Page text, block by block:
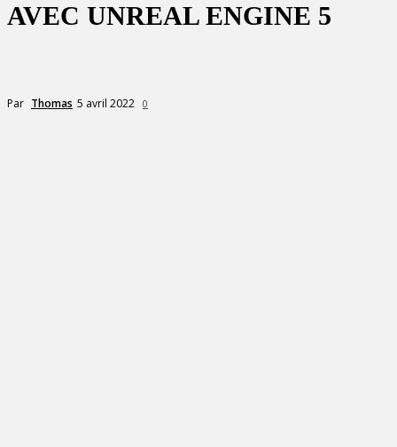
AVEC UNREAL ENGINE 5
Par Thomas 5 avril 2022 0